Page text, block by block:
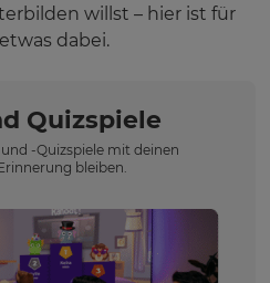
willst – hier ist für
dabei.
Quizspiele
-Quizspiele mit deinen
bleiben.